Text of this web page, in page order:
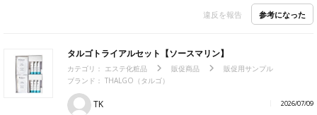
違反を報告 参考になった
タルゴトライアルセット【ソースマリン】
カテゴリ： エステ化粧品 販促商品
販促用サンプル
ブランド： THALGO（タルゴ）
TK 2026/07/09